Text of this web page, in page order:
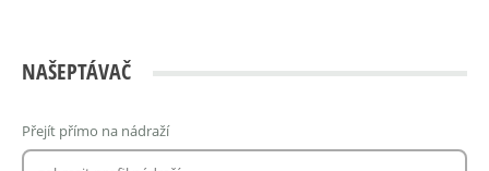
NAŠEPTÁVAČ
Přejít přímo na nádraží